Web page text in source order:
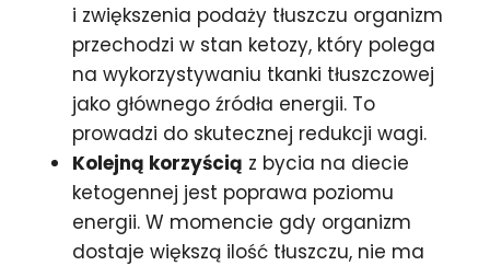
i zwiększenia podaży tłuszczu organizm
przechodzi w stan ketozy, który polega
na wykorzystywaniu tkanki tłuszczowej
jako głównego źródła energii. To
prowadzi do skutecznej redukcji wagi.
Kolejną korzyścią z bycia na diecie
ketogennej jest poprawa poziomu
energii. W momencie gdy organizm
dostaje większą ilość tłuszczu, nie ma